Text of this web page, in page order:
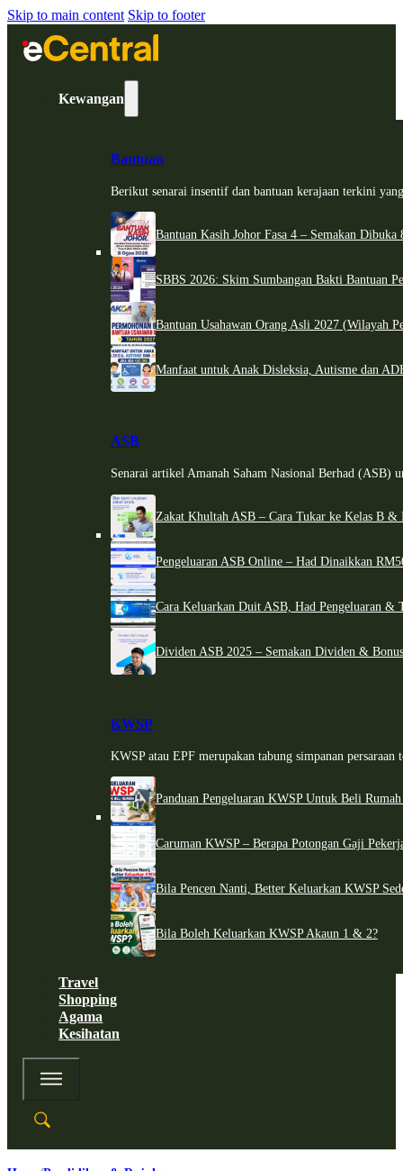
Skip to main content Skip to footer
Kewangan
Bantuan
Berikut senarai insentif dan bantuan kerajaan terkini
Bantuan Kasih Johor Fasa 4 – Semakan
SBBS 2026: Skim Sumbangan Bakti Bantuan
Bantuan Usahawan Orang Asli 2027 (Wilayah
Manfaat untuk Anak Disleksia, Autisme dan
ASB
Senarai artikel Amanah Saham Nasional Berhad (ASB)
Zakat Khultah ASB – Cara Tukar ke Kelas B &
Pengeluaran ASB Online – Had Dinaikkan
Cara Keluarkan Duit ASB, Had Pengeluaran &
Dividen ASB 2025 – Semakan Dividen &
KWSP
KWSP atau EPF merupakan tabung simpanan persaraan
Panduan Pengeluaran KWSP Untuk Beli
Caruman KWSP – Berapa Potongan Gaji
Bila Pencen Nanti, Better Keluarkan KWSP
Bila Boleh Keluarkan KWSP Akaun 1 & 2?
Travel
Shopping
Agama
Kesihatan